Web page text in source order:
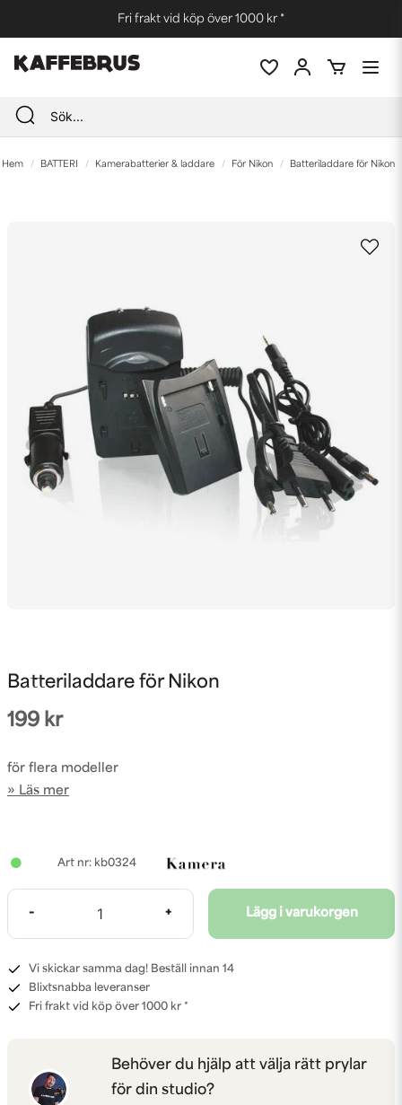
Fri frakt vid köp över 1000 kr *
Hem BATTERI Kamerabatterier & laddare För Nikon Batteriladdare för Nikon
Batteriladdare för Nikon
199 kr
för flera modeller
Läs mer
kb0324
- + Lägg i varukorgen
Vi skickar samma dag! Beställ innan 14
Blixtsnabba leveranser
Fri frakt vid köp över 1000 kr *
Behöver du hjälp att välja rätt prylar
för din studio?